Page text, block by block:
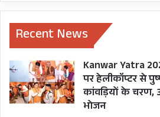
SUPREME COURT
Recent News
Kanwar Yatra
पर हेलीकॉप्टर से
कांवड़ियों के चरण,
भोजन